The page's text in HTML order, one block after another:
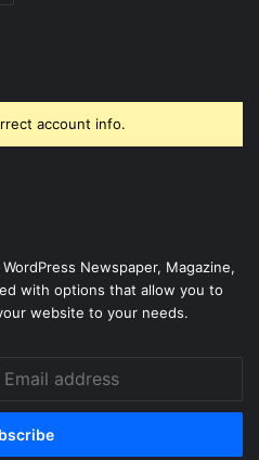
account info.
Newspaper, Magazine,
with options that allow you to
website to your needs.